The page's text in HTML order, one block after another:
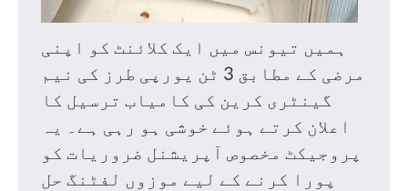
ہمیں تیونس میں ایک کلائنٹ کو اپنی
مرضی کے مطابق 3 ٹن یورپی طرز کی نیم
گینٹری کرین کی کامیاب ترسیل کا
اعلان کرتے ہوئے خوشی ہو رہی ہے۔
یہ
پروجیکٹ مخصوص آپریشنل ضروریات کو
پورا کرنے کے لیے موزوں لفٹنگ حل